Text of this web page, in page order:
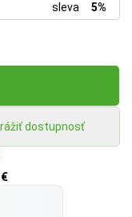
sleva
5%
dostupnosť